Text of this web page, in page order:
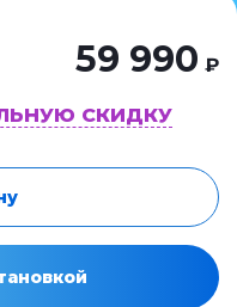
59 990 ₽
СКИДКУ